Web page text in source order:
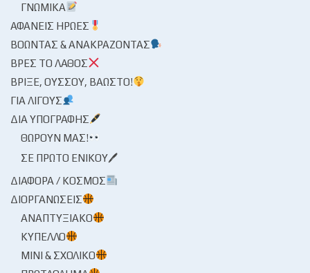
ΓΝΩΜΙΚΆ
ΑΦΑΝΕΊΣ ΉΡΩΕΣ
ΒΟΏΝΤΑΣ & ΑΝΑΚΡΆΖΟΝΤΑΣ
ΒΡΕΣ ΤΟ ΛΆΘΟΣ
ΒΡΊΞΕ, ΟΎΣΣΟΥ, ΒΆΩΣΤΟ!
ΓΙΑ ΛΊΓΟΥΣ
ΔΙΑ ΥΠΟΓΡΑΦΉΣ
ΘΩΡΟΎΝ ΜΑΣ!
ΣΕ ΠΡΏΤΟ ΕΝΙΚΟΎ🖊
ΔΙΆΦΟΡΑ / ΚΌΣΜΟΣ
ΔΙΟΡΓΑΝΏΣΕΙΣ
ΑΝΑΠΤΥΞΙΑΚΌ
ΚΎΠΕΛΛΟ
ΜΊΝΙ & ΣΧΟΛΙΚΌ